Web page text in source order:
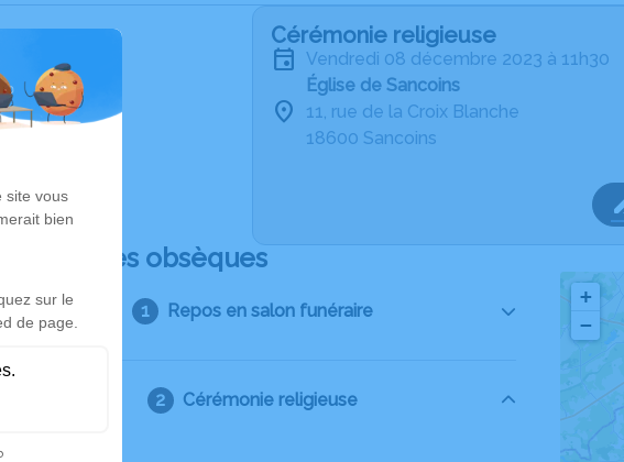
Cérémonie religieuse
vendredi 08 décembre 2023 à 11h30
Église de Sancoins
11, rue de la Croix Blanche
18600 Sancoins
Déroulé des obsèques
Repos en salon funéraire
Cérémonie religieuse
+
−